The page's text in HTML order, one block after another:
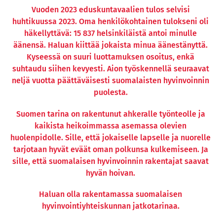
Vuoden 2023 eduskuntavaalien tulos selvisi
huhtikuussa 2023. Oma henkilökohtainen tulokseni oli
häkellyttävä: 15 837 helsinkiläistä antoi minulle
äänensä. Haluan kiittää jokaista minua äänestänyttä.
Kyseessä on suuri luottamuksen osoitus, enkä
suhtaudu siihen kevyesti. Aion työskennellä seuraavat
neljä vuotta päättäväisesti suomalaisten hyvinvoinnin
puolesta.
Suomen tarina on rakentunut ahkeralle työnteolle ja
kaikista heikoimmassa asemassa olevien
huolenpidolle. Sille, että jokaiselle lapselle ja nuorelle
tarjotaan hyvät eväät oman polkunsa kulkemiseen. Ja
sille, että suomalaisen hyvinvoinnin rakentajat saavat
hyvän hoivan.
Haluan olla rakentamassa suomalaisen
hyvinvointiyhteiskunnan jatkotarinaa.